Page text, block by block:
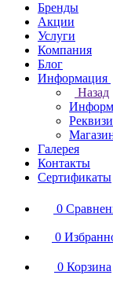
Бренды
Акции
Услуги
Компания
Блог
Информация
Назад
Галерея
Контакты
Сертификаты
0
0
0 Корзина